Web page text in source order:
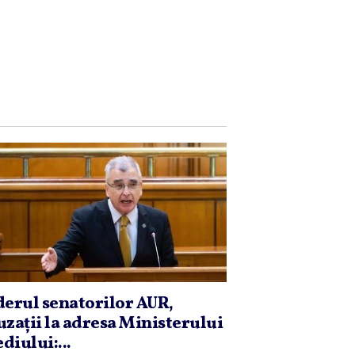
senatorilor AUR,
la adresa Ministerului